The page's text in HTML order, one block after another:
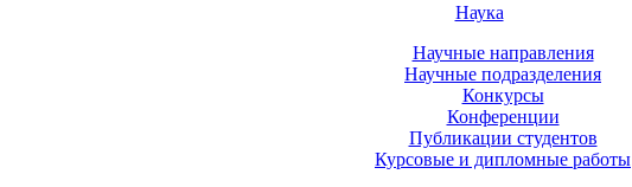
Наука
Научные направления
Научные подразделения
Конкурсы
Конференции
Публикации студентов
Курсовые и дипломные работы